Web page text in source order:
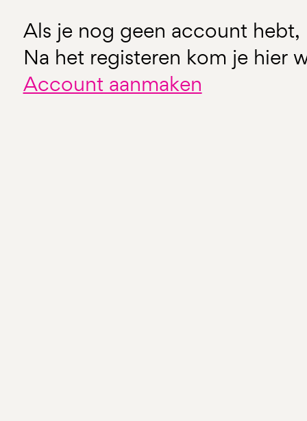
Als je nog geen account hebt,
Na het registeren kom je hier
Account aanmaken